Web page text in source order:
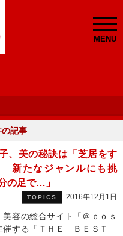
MENU
の記事
、美の秘訣は「芝居をす
新たなジャンルにも挑
の足で…」
TOPICS 2016年12月1日
容の総合サイト「＠ｃｏｓ
催する「ＴＨＥ ＢＥＳＴ